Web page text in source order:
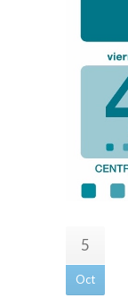
5
Oct